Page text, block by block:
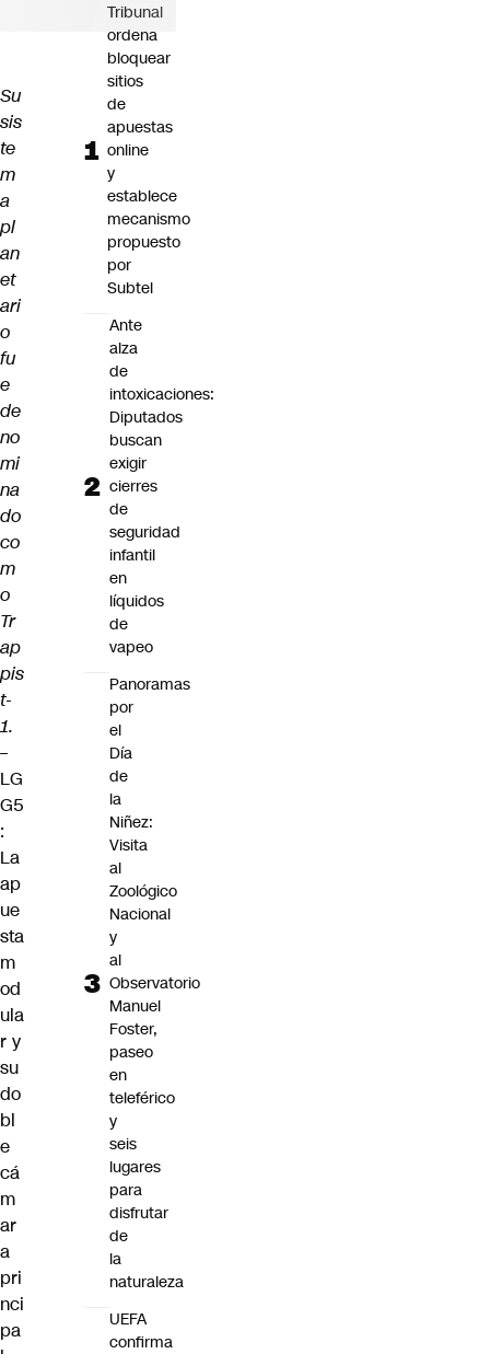
Su
sis
te
m
a
pl
an
et
ari
o
fu
e
de
no
mi
na
do
co
m
o
Tr
ap
pis
t-
1.
–
LG
G5
:
La
ap
ue
sta
m
od
ula
r y
su
do
bl
e
cá
m
ar
a
pri
nci
pa
Tribunal
ordena
bloquear
sitios
de
apuestas
online
y
establece
mecanismo
propuesto
por
Subtel
Ante
alza
de
intoxicaciones:
Diputados
buscan
exigir
cierres
de
seguridad
infantil
en
líquidos
de
vapeo
Panoramas
por
el
Día
de
la
Niñez:
Visita
al
Zoológico
Nacional
y
al
Observatorio
Manuel
Foster,
paseo
en
teleférico
y
seis
lugares
para
disfrutar
de
la
naturaleza
UEFA
confirma